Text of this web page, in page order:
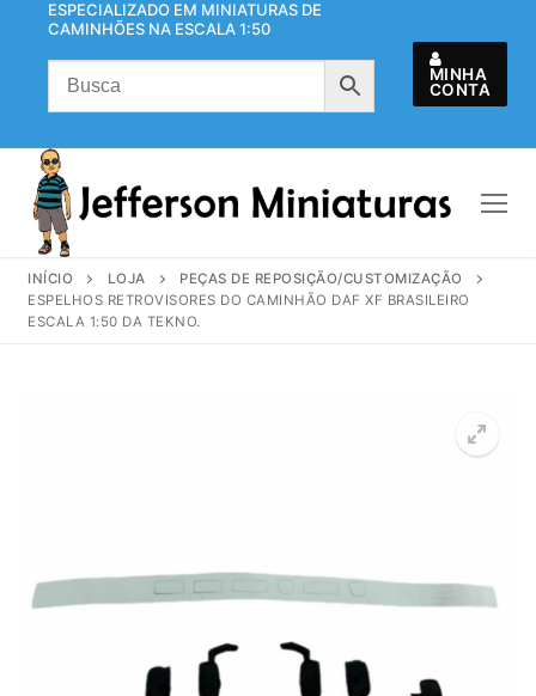
ESPECIALIZADO EM MINIATURAS DE
CAMINHÕES NA ESCALA 1:50
MINHA
CONTA
INÍCIO LOJA
PEÇAS DE REPOSIÇÃO/CUSTOMIZAÇÃO
ESPELHOS RETROVISORES DO CAMINHÃO DAF XF BRASILEIRO
ESCALA 1:50 DA TEKNO.